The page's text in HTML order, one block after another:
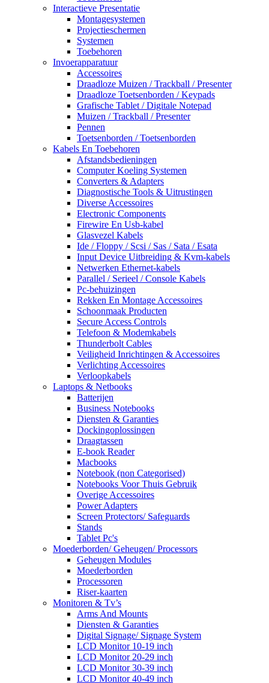
Interactieve Presentatie
Montagesystemen
Projectieschermen
Systemen
Toebehoren
Invoerapparatuur
Accessoires
Draadloze Muizen / Trackball / Presenter
Draadloze Toetsenborden / Keypads
Grafische Tablet / Digitale Notepad
Muizen / Trackball / Presenter
Pennen
Toetsenborden / Toetsenborden
Kabels En Toebehoren
Afstandsbedieningen
Computer Koeling Systemen
Converters & Adapters
Diagnostische Tools & Uitrustingen
Diverse Accessoires
Electronic Components
Firewire En Usb-kabel
Glasvezel Kabels
Ide / Floppy / Scsi / Sas / Sata / Esata
Input Device Uitbreiding & Kvm-kabels
Netwerken Ethernet-kabels
Parallel / Serieel / Console Kabels
Pc-behuizingen
Rekken En Montage Accessoires
Schoonmaak Producten
Secure Access Controls
Telefoon & Modemkabels
Thunderbolt Cables
Veiligheid Inrichtingen & Accessoires
Verlichting Accessoires
Verloopkabels
Laptops & Netbooks
Batterijen
Business Notebooks
Diensten & Garanties
Dockingoplossingen
Draagtassen
E-book Reader
Macbooks
Notebook (non Categorised)
Notebooks Voor Thuis Gebruik
Overige Accessoires
Power Adapters
Screen Protectors/ Safeguards
Stands
Tablet Pc's
Moederborden/ Geheugen/ Processors
Geheugen Modules
Moederborden
Processoren
Riser-kaarten
Monitoren & Tv’s
Arms And Mounts
Diensten & Garanties
Digital Signage/ Signage System
LCD Monitor 10-19 inch
LCD Monitor 20-29 inch
LCD Monitor 30-39 inch
LCD Monitor 40-49 inch